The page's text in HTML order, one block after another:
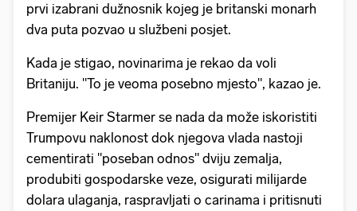
prvi izabrani dužnosnik kojeg je britanski monarh
dva puta pozvao u službeni posjet.
Kada je stigao, novinarima je rekao da voli
Britaniju. "To je veoma posebno mjesto", kazao je.
Premijer Keir Starmer se nada da može iskoristiti
Trumpovu naklonost dok njegova vlada nastoji
cementirati "poseban odnos" dviju zemalja,
produbiti gospodarske veze, osigurati milijarde
dolara ulaganja, raspravljati o carinama i pritisnuti